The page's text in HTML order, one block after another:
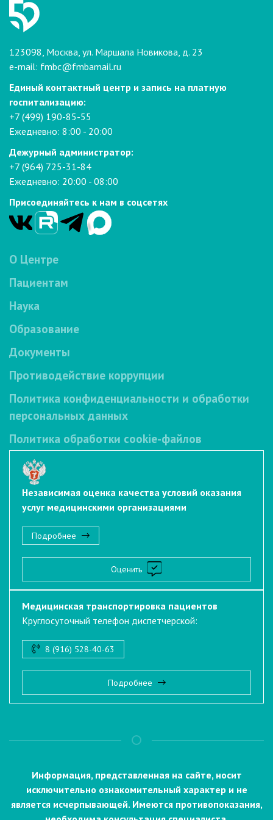
123098, Москва, ул. Маршала Новикова, д. 23
e-mail: fmbc@fmbamail.ru
Единый контактный центр и запись на платную
госпитализацию:
+7 (499) 190-85-55
Ежедневно: 8:00 - 20:00
Дежурный администратор:
+7 (964) 725-31-84
Ежедневно: 20:00 - 08:00
Присоединяйтесь к нам в соцсетях
О Центре
Пациентам
Наука
Образование
Документы
Противодействие коррупции
Политика конфиденциальности и обработки
персональных данных
Политика обработки cookie-файлов
Независимая оценка качества условий оказания
услуг медицинскими организациями
Подробнее
Оценить
Медицинская транспортировка пациентов
Круглосуточный телефон диспетчерской:
8 (916) 528-40-63
Подробнее
Информация, представленная на сайте, носит
исключительно ознакомительный характер и не
является исчерпывающей. Имеются противопоказания,